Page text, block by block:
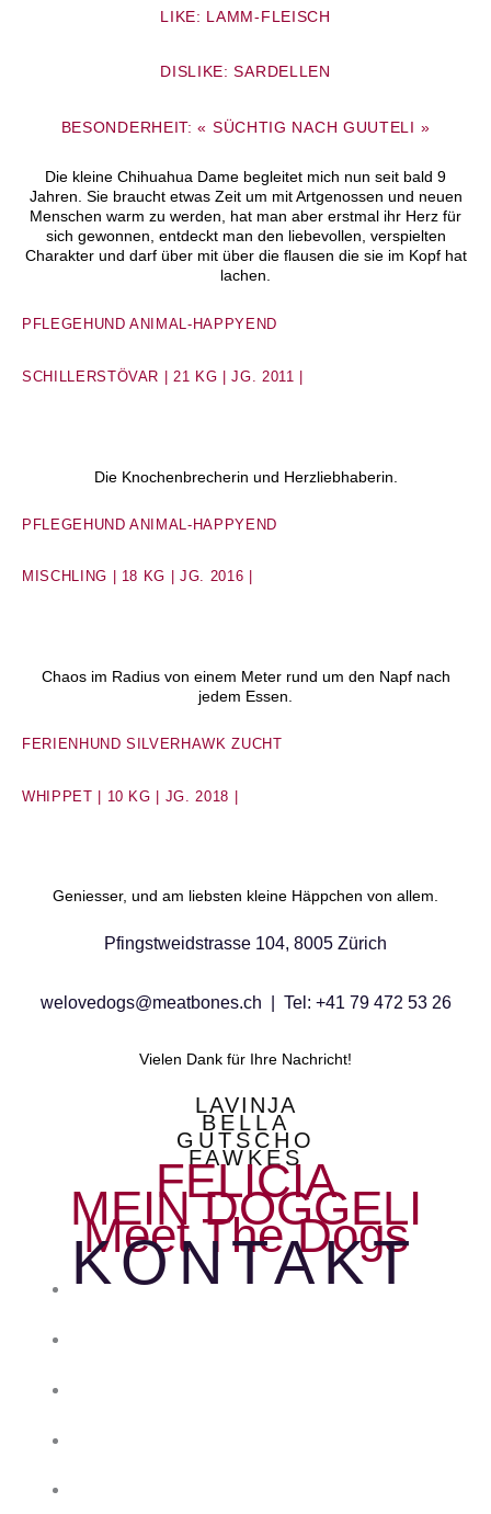
LIKE: LAMM-FLEISCH
DISLIKE: SARDELLEN
BESONDERHEIT: « SÜCHTIG NACH GUUTELI »
Die kleine Chihuahua Dame begleitet mich nun seit bald 9
Jahren. Sie braucht etwas Zeit um mit Artgenossen und neuen
Menschen warm zu werden, hat man aber erstmal ihr Herz für
sich gewonnen, entdeckt man den liebevollen, verspielten
Charakter und darf über mit über die flausen die sie im Kopf hat
lachen.
PFLEGEHUND ANIMAL-HAPPYEND
SCHILLERSTÖVAR |21 KG | JG. 2011 |
Die Knochenbrecherin und Herzliebhaberin.
PFLEGEHUND ANIMAL-HAPPYEND
MISCHLING | 18 KG | JG. 2016 |
Chaos im Radius von einem Meter rund um den Napf nach
jedem Essen.
FERIENHUND SILVERHAWK ZUCHT
WHIPPET | 10 KG | JG. 2018 |
Geniesser, und am liebsten kleine Häppchen von allem.
Pfingstweidstrasse 104, 8005 Zürich
welovedogs@meatbones.ch | Tel: +41 79 472 53 26
Vielen Dank für Ihre Nachricht!
LAVINJA
BELLA
GUTSCHO
FAWKES
FELICIA
MEIN DOGGELI
Meet The Dogs
KONTAKT